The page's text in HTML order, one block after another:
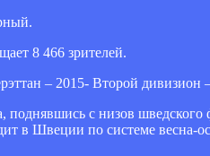
8 466 зрителей.
– 2015- Второй дивизион
поднявшись с низов
в Швеции по системе весна-